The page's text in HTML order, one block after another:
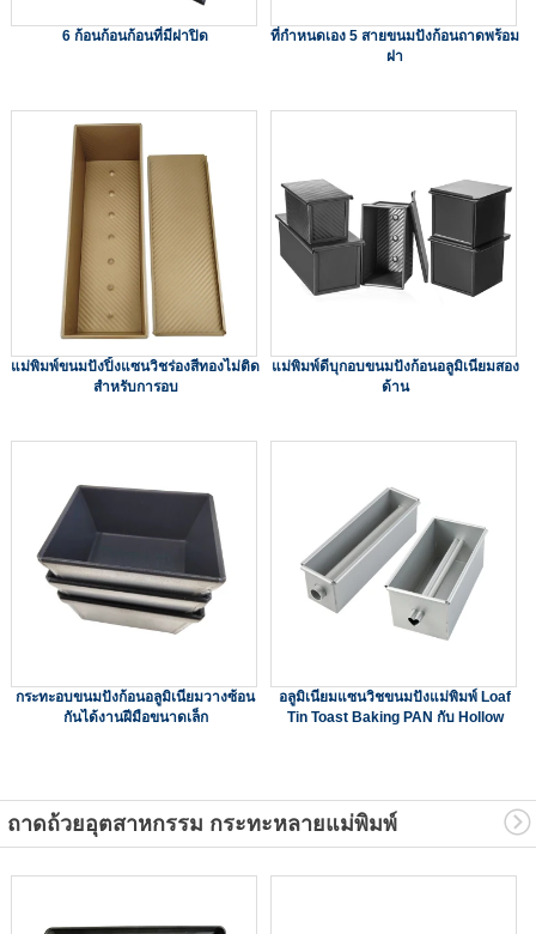
6 ก้อนก้อนก้อนที่มีฝาปิด
ที่กำหนดเอง 5 สายขนมปังก้อนถาดพร้อม
ฝา
แม่พิมพ์ขนมปังปิ้งแซนวิชร่องสีทองไม่ติด
สำหรับการอบ
แม่พิมพ์ดีบุกอบขนมปังก้อนอลูมิเนียมสอง
ด้าน
กระทะอบขนมปังก้อนอลูมิเนียมวางซ้อน
กันได้งานฝีมือขนาดเล็ก
อลูมิเนียมแซนวิชขนมปังแม่พิมพ์ Loaf
Tin Toast Baking PAN กับ Hollow
ถาดถ้วยอุตสาหกรรม กระทะหลายแม่พิมพ์